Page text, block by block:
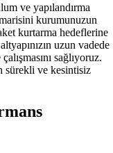
ve yapılandırma
kurumunuzun
kurtarma hedeflerine
uzun vadede
sağlıyoruz.
sürekli ve kesintisiz